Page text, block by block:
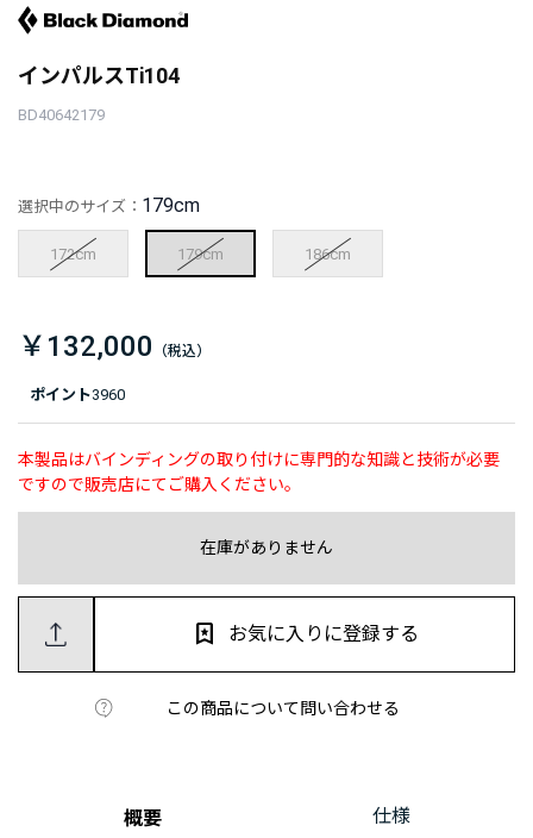
インパルスTi104
BD40642179
ポイント3960
選択中のサイズ： 179cm
172cm 179cm 186cm
￥132,000
在庫がありません
この商品について問い合わせる
お気に入りに登録する
本製品はバインディングの取り付けに専門的な知識と技術が必要
ですので販売店にてご購入ください。
概要 仕様